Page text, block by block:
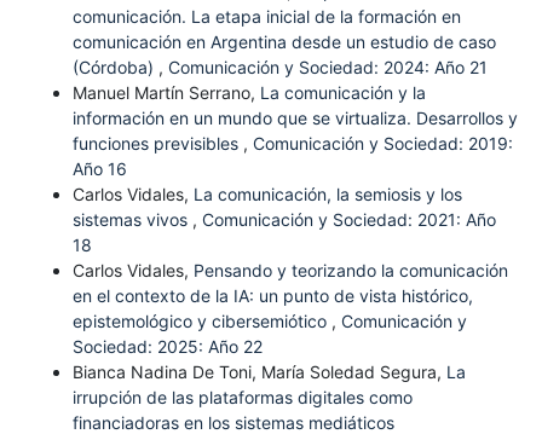
comunicación. La etapa inicial de la formación en
comunicación en Argentina desde un estudio de caso
(Córdoba) , Comunicación y Sociedad: 2024: Año 21
Manuel Martín Serrano, La comunicación y la
información en un mundo que se virtualiza. Desarrollos y
funciones previsibles , Comunicación y Sociedad: 2019:
Año 16
Carlos Vidales, La comunicación, la semiosis y los
sistemas vivos , Comunicación y Sociedad: 2021: Año
18
Carlos Vidales, Pensando y teorizando la comunicación
en el contexto de la IA: un punto de vista histórico,
epistemológico y cibersemiótico , Comunicación y
Sociedad: 2025: Año 22
Bianca Nadina De Toni, María Soledad Segura, La
irrupción de las plataformas digitales como
financiadoras en los sistemas mediáticos